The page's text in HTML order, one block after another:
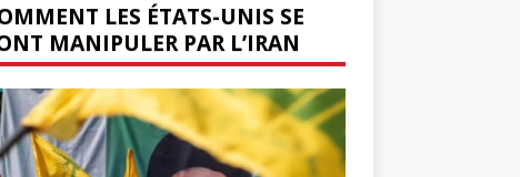
LES ÉTATS-UNIS SE
MANIPULER PAR L’IRAN